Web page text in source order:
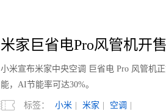
米家巨省电Pro风管机开
小米宣布米家中央空调 巨省电 Pro 风管机
能，AI节能率可达30%。
标签： 小米 米家 空调